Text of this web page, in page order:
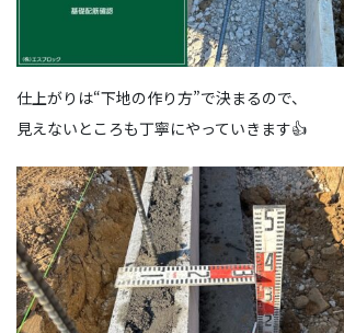
仕上がりは“下地の作り方”で決まるので、
見えないところも丁寧にやっていきます👍